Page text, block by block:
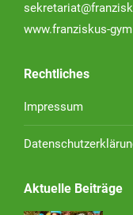
www.franziskus-
Rechtliches
Impressum
Aktuelle Beiträge